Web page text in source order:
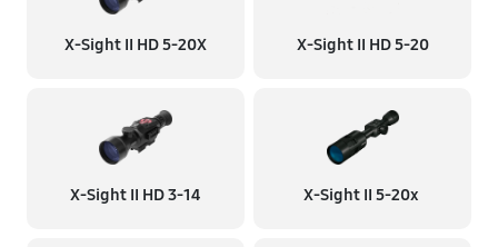
X-Sight II HD 5-20X X-Sight II HD 5-20
X-Sight II HD 3-14 X-Sight II 5-20x